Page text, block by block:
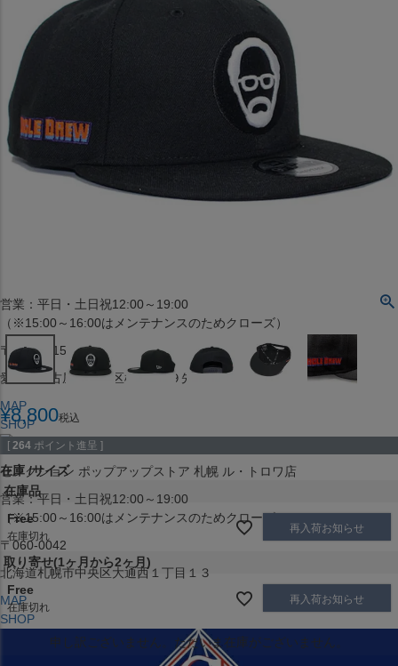
SHOP
BLOG
JR水道橋駅西口店
営業：土・日・祝日のみ 12:00-18:00
〒101-0061
東京都千代田区神田三崎町２丁目２２−１ 1F
営業：平日・土日祝12:00～19:00
（※15:00～16:00はメンテナンスのためクローズ）
〒453-0015
愛知県名古屋市中村区椿町６−９先
MAP
SHOP
セレクション ポップアップストア 札幌 ル・トロワ店
営業：平日・土日祝12:00～19:00
（※15:00～16:00はメンテナンスのためクローズ）
〒060-0042
北海道札幌市中央区大通西１丁目１３
MAP
SHOP
¥8,800税込
[ 264 ポイント進呈 ]
在庫 サイズ
在庫品
Free
在庫切れ
再入荷お知らせ
取り寄せ(1ヶ月から2ヶ月)
Free
在庫切れ
再入荷お知らせ
申し訳ございません。ただいま在庫がございません。